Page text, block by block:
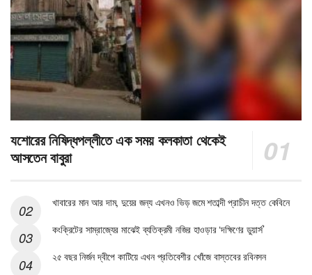
যশোরের নিষিদ্ধপল্লীতে এক সময় কলকাতা থেকেই
আসতেন বাবুরা
খাবারের মান আর দাম, দুয়ের জন্য এখনও ভিড় জমে শতাব্দী প্রাচীন দত্ত কেবিনে
কংক্রিটের সাম্রাজ্যের মাঝেই ব্যতিক্রমী নজির হাওড়ার ‘দক্ষিণের ডুয়ার্স’
২৫ বছর নির্জন দ্বীপে কাটিয়ে এখন প্রতিবেশীর খোঁজে বাস্তবের রবিনসন